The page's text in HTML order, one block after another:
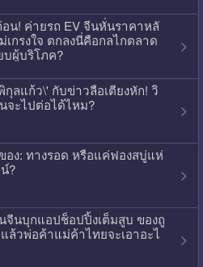
น! ค่ายรถ EV จีนหั่นราคาหลั
กรงใจ ตกลงนี่คือกลไกตลาด
บผู้บริโภค?
กุลแก้ว\' กับข่าวลือเตียงหัก! วิ
จะไปต่อได้ไหม?
ง: ทางรอด หรือแค่ฟองสบู่แห่
?
จีนบุกแอปช็อปปิ้งเต็มสูบ ของถู
ล้วพ่อค้าแม่ค้าไทยจะเอาอะไ